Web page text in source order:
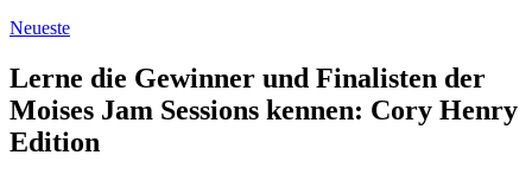
Neueste
Lerne die Gewinner und Finalisten der
Moises Jam Sessions kennen: Cory Henry
Edition